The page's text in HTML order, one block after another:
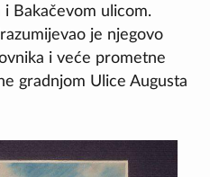
i Bakačevom ulicom.
je njegovo
i veće prometne
gradnjom Ulice Augusta